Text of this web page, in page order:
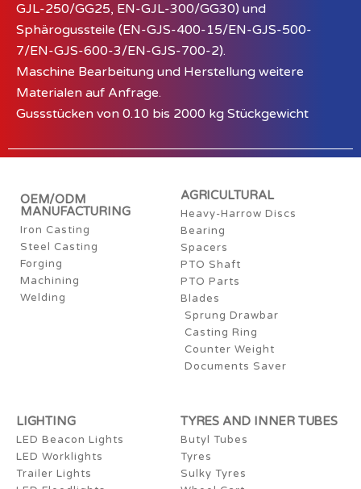
GJL-250/GG25, EN-GJL-300/GG30) und
Sphärogussteile (EN-GJS-400-15/EN-GJS-500-
7/EN-GJS-600-3/EN-GJS-700-2).
Maschine Bearbeitung und Herstellung weitere
Materialen auf Anfrage.
Gussstücken von 0.10 bis 2000 kg Stückgewicht
OEM/ODM
MANUFACTURING
Iron Casting
Steel Casting
Forging
Machining
Welding
AGRICULTURAL
Heavy-Harrow Discs
Bearing
Spacers
PTO Shaft
PTO Parts
Blades
Sprung Drawbar
Casting Ring
Counter Weight
Documents Saver
LIGHTING
LED Beacon Lights
LED Worklights
Trailer Lights
TYRES AND INNER TUBES
Butyl Tubes
Tyres
Sulky Tyres